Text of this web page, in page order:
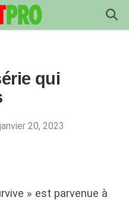
qui
janvier 20, 2023
» est parvenue à